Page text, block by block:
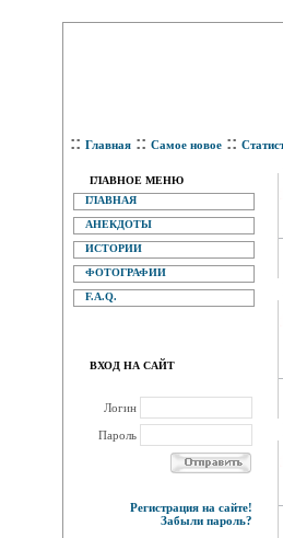
:: Главная :: Самое новое ::
ГЛАВНОЕ МЕНЮ
ГЛАВНАЯ
АНЕКДОТЫ
ИСТОРИИ
ФОТОГРАФИИ
F.A.Q.
ВХОД НА САЙТ
Логин
Пароль
Регистрация на сайте!
Забыли пароль?